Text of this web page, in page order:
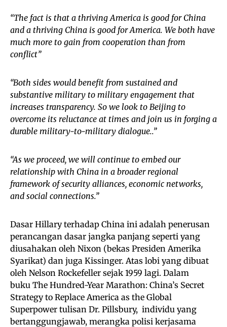
“The fact is that a thriving America is good for China
and a thriving China is good for America. We both have
much more to gain from cooperation than from
conflict”
“Both sides would benefit from sustained and
substantive military to military engagement that
increases transparency. So we look to Beijing to
overcome its reluctance at times and join us in forging a
durable military-to-military dialogue..”
“As we proceed, we will continue to embed our
relationship with China in a broader regional
framework of security alliances, economic networks,
and social connections.”
Dasar Hillary terhadap China ini adalah penerusan
perancangan dasar jangka panjang seperti yang
diusahakan oleh Nixon (bekas Presiden Amerika
Syarikat) dan juga Kissinger. Atas lobi yang dibuat
oleh Nelson Rockefeller sejak 1959 lagi. Dalam
buku The Hundred-Year Marathon: China’s Secret
Strategy to Replace America as the Global
Superpower tulisan Dr. Pillsbury, individu yang
bertanggungjawab, merangka polisi kerjasama